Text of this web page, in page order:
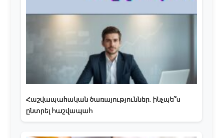
Հաշվապահական ծառայություններ, ինչպե՞ս
ընտրել հաշվապահ